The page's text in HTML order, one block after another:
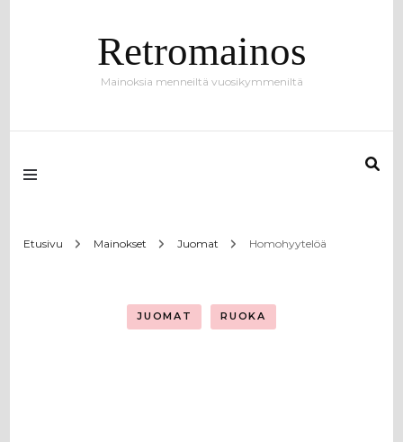
Retromainos
Mainoksia menneiltä vuosikymmeniltä
Etusivu Mainokset Juomat Homohyytelöä
JUOMAT RUOKA